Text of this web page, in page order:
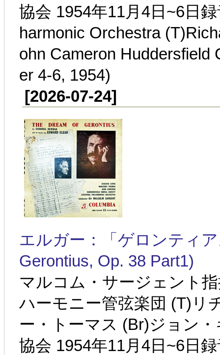
協会 1954年11月4日~6日
harmonic Orchestra
ohn Cameron Huddersfield
er 4-6, 1954)
[2026-07-24]
エルガー：「ゲロンティ
Gerontius, Op. 38 Part1)
マルコム・サージェント
ハーモニー管弦楽団 (T)リ
ー・トーマス (Br)ジョン
協会 1954年11月4日~6日